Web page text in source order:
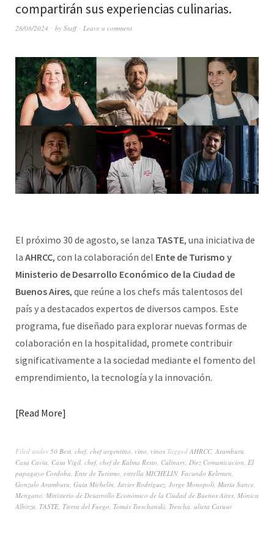
compartirán sus experiencias culinarias.
28/08/2024 by Staff Leave a comment
El próximo 30 de agosto, se lanza TASTE, una iniciativa de
la AHRCC, con la colaboración del Ente de Turismo y
Ministerio de Desarrollo Económico de la Ciudad de
Buenos Aires, que reúne a los chefs más talentosos del
país y a destacados expertos de diversos campos. Este
programa, fue diseñado para explorar nuevas formas de
colaboración en la hospitalidad, promete contribuir
significativamente a la sociedad mediante el fomento del
emprendimiento, la tecnología y la innovación.
Read More
Filed under50 Best, chef, chef argentino, vino, vinos Tagged AHRCC, Aramburu,
Casa Cavia, Casa Vigil, chef, chef de Kalma Resto, Culinary, Diez Comunicacion, El
papagayo Cordoba, Ente de Turismo, estrella MICHELIN, Facundo Kelemen,
Gonzalo Aramburu, Guia Michelin, Javier Rodríguez, Jorge Monopoli, Maria Sance,
Mengano, Ministerio de Desarrollo Económico de la Ciudad de Buenos Aires, Mónica
Albirzu, TASTE, Tierra del Fuego, Tomás Treschanski, Trescha, ulieta Caruso